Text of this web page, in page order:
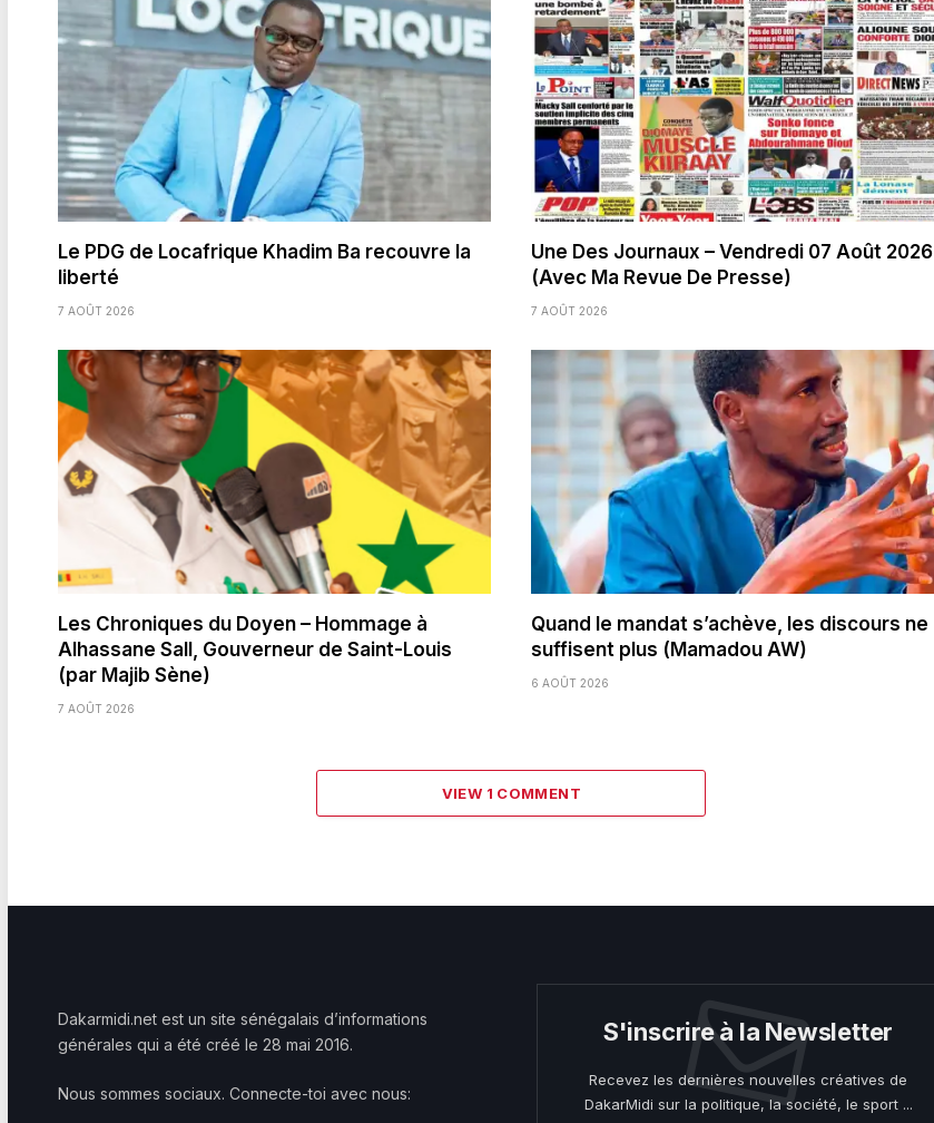
Le PDG de Locafrique Khadim Ba recouvre la
liberté
7 AOÛT 2026
Une Des Journaux – Vendredi 07 Août 2026
(Avec Ma Revue De Presse)
7 AOÛT 2026
Les Chroniques du Doyen – Hommage à
Alhassane Sall, Gouverneur de Saint-Louis
(par Majib Sène)
7 AOÛT 2026
Quand le mandat s’achève, les discours ne
suffisent plus (Mamadou AW)
6 AOÛT 2026
VIEW 1 COMMENT
Dakarmidi.net est un site sénégalais d’informations
générales qui a été créé le 28 mai 2016.
Nous sommes sociaux. Connecte-toi avec nous:
S'inscrire à la Newsletter
Recevez les dernières nouvelles créatives de
DakarMidi sur la politique, la société, le sport ...